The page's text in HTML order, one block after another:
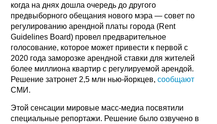
когда на днях дошла очередь до другого
предвыборного обещания нового мэра — совет по
регулированию арендной платы города (Rent
Guidelines Board) провел предварительное
голосование, которое может привести к первой с
2020 года заморозке арендной ставки для жителей
более миллиона квартир с регулируемой арендой.
Решение затронет 2,5 млн нью-йоркцев,сообщают
СМИ.
Этой сенсации мировые масс-медиа посвятили
специальные репортажи. Решение было озвучено в